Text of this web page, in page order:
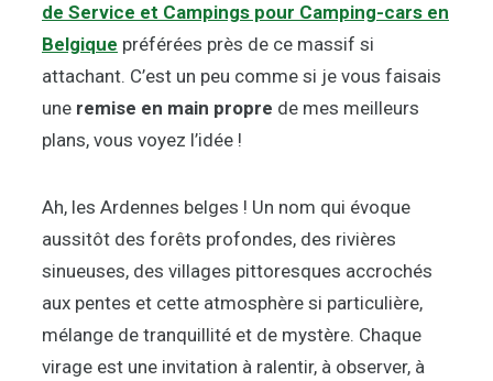
de Service et Campings pour Camping-cars en
Belgique préférées près de ce massif si
attachant. C’est un peu comme si je vous faisais
une remise en main propre de mes meilleurs
plans, vous voyez l’idée !
Ah, les Ardennes belges ! Un nom qui évoque
aussitôt des forêts profondes, des rivières
sinueuses, des villages pittoresques accrochés
aux pentes et cette atmosphère si particulière,
mélange de tranquillité et de mystère. Chaque
virage est une invitation à ralentir, à observer, à